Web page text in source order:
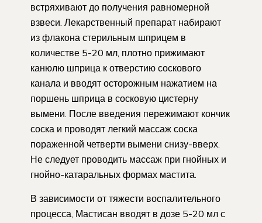
встряхивают до получения равномерной
взвеси. Лекарственный препарат набирают
из флакона стерильным шприцем в
количестве 5-20 мл, плотно прижимают
канюлю шприца к отверстию соскового
канала и вводят осторожным нажатием на
поршень шприца в сосковую цистерну
вымени. После введения пережимают кончик
соска и проводят легкий массаж соска
пораженной четверти вымени снизу-вверх.
Не следует проводить массаж при гнойных и
гнойно-катаральных формах мастита.
В зависимости от тяжести воспалительного
процесса, Мастисан вводят в дозе 5-20 мл с